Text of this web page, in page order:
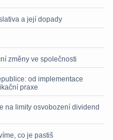
a její dopady
změny ve společnosti
od implementace
praxe
na limity osvobození dividend
co je pastiš